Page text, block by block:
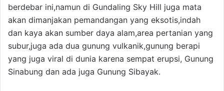
berdebar ini,namun di Gundaling Sky Hill juga mata
akan dimanjakan pemandangan yang eksotis,indah
dan kaya akan sumber daya alam,area pertanian yang
subur,juga ada dua gunung vulkanik,gunung berapi
yang juga viral di dunia karena sempat erupsi, Gunung
Sinabung dan ada juga Gunung Sibayak.